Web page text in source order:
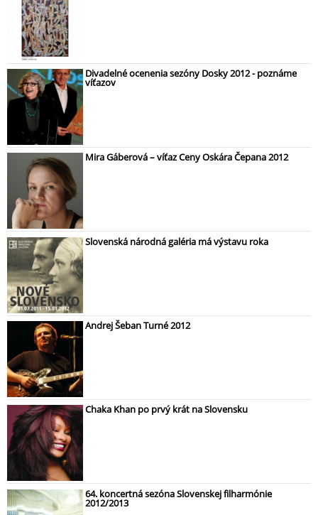
Divadelné ocenenia sezóny Dosky 2012 - poznáme
víťazov
Mira Gáberová – víťaz Ceny Oskára Čepana 2012
Slovenská národná galéria má výstavu roka
Andrej Šeban Turné 2012
Chaka Khan po prvý krát na Slovensku
64. koncertná sezóna Slovenskej filharmónie
2012/2013